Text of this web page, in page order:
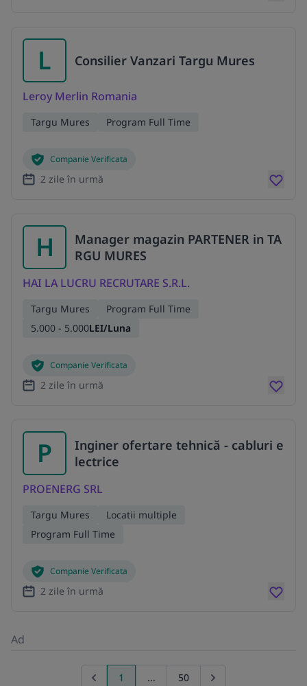
L Consilier Vanzari Targu Mures
Leroy Merlin Romania
Targu Mures Program Full Time
Companie Verificata
2 zile în urmă
H
Manager magazin PARTENER in TA
RGU MURES
HAI LA LUCRU RECRUTARE S.R.L.
Targu Mures
Program Full Time
5.000 - 5.000LEI/Luna
Companie Verificata
2 zile în urmă
P
Inginer ofertare tehnică - cabluri e
lectrice
PROENERG SRL
Targu Mures
Locatii multiple
Program Full Time
Companie Verificata
2 zile în urmă
Ad
Previous page
1 ... 50 Go to next page